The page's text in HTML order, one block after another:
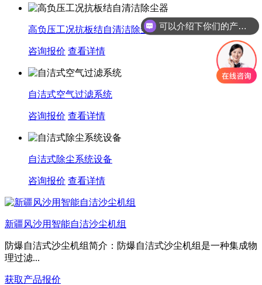
高负压工况抗板结自清洁除尘器
咨询报价 查看详情
自洁式空气过滤系统
咨询报价 查看详情
自洁式除尘系统设备
咨询报价 查看详情
新疆风沙用智能自洁沙尘机组
防爆自洁式沙尘机组简介：防爆自洁式沙尘机组是一种集成物
理过滤...
获取产品报价
可以介绍下你们的产品么